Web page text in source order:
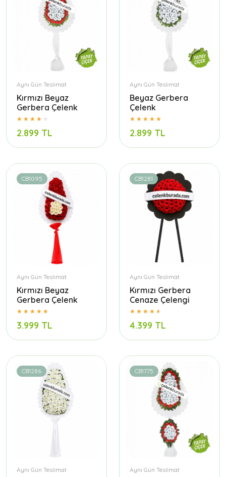
Aynı Gün Teslimat
Kırmızı Beyaz
Gerbera Çelenk
2.899 TL
Aynı Gün Teslimat
Beyaz Gerbera
Çelenk
2.899 TL
CB1095
Aynı Gün Teslimat
Kırmızı Beyaz
Gerbera Çelenk
3.999 TL
CB1281
Aynı Gün Teslimat
Kırmızı Gerbera
Cenaze Çelengi
4.399 TL
CB1286
Aynı Gün Teslimat
CB1775
Aynı Gün Teslimat